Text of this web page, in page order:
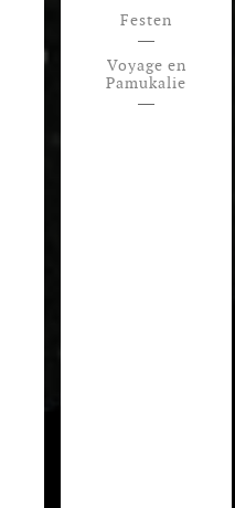
Festen
Voyage en
Pamukalie